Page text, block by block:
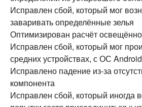
Исправлен сбой, который мог
заваривать определённые зелья
Оптимизирован расчёт
Исправлен сбой, который мог
средних устройствах, с ОС Android
Исправлено падение из-за
компонента
Исправлен сбой, который иногда